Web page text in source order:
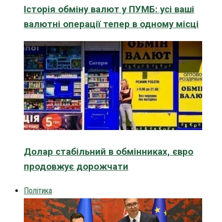
Історія обміну валют у ПУМБ: усі ваші
валютні операції тепер в одному місці
Долар стабільний в обмінниках, євро
продовжує дорожчати
Політика